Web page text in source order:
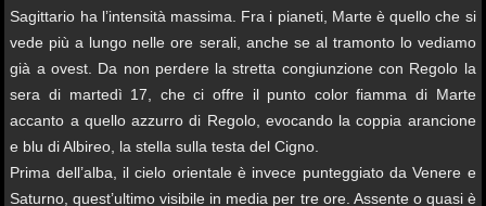
Sagittario ha l’intensità massima. Fra i pianeti, Marte è quello che si
vede più a lungo nelle ore serali, anche se al tramonto lo vediamo
già a ovest. Da non perdere la stretta congiunzione con Regolo la
sera di martedì 17, che ci offre il punto color fiamma di Marte
accanto a quello azzurro di Regolo, evocando la coppia arancione
e blu di Albireo, la stella sulla testa del Cigno.
Prima dell’alba, il cielo orientale è invece punteggiato da Venere e
Saturno, quest’ultimo visibile in media per tre ore. Assente o quasi è